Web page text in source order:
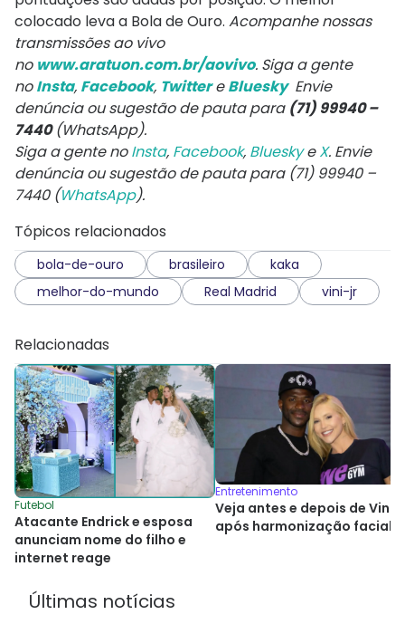
colocado leva a Bola de Ouro. Acompanhe nossas
transmissões ao vivo
no www.aratuon.com.br/aovivo. Siga a gente
noInsta, Facebook, TwittereBlueskyEnvie
denúncia ou sugestão de pauta para (71) 99940 –
7440(WhatsApp).
Siga a gente noInsta, Facebook, BlueskyeX. Envie
denúncia ou sugestão de pauta para (71) 99940 –
7440 (WhatsApp).
Tópicos relacionados
bola-de-ouro brasileiro
kaka
melhor-do-mundo
Real Madrid vini-jr
Relacionadas
Futebol
Atacante Endrick e esposa
anunciam nome do filho e
internet reage
Entretenimento
Veja antes e depois de Vini
após harmonização facial
Últimas notícias